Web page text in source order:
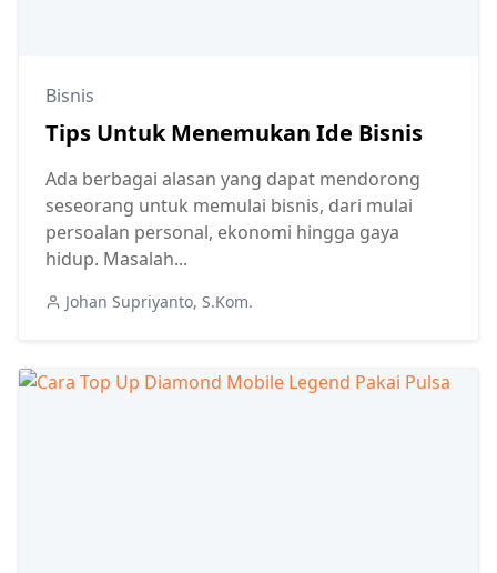
Bisnis
Tips Untuk Menemukan Ide Bisnis
Ada berbagai alasan yang dapat mendorong
seseorang untuk memulai bisnis, dari mulai
persoalan personal, ekonomi hingga gaya
hidup. Masalah...
Johan Supriyanto, S.Kom.